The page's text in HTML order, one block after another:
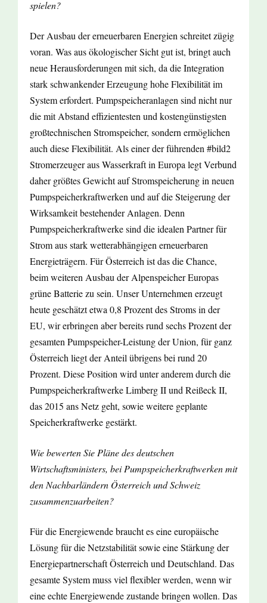
spielen?
Der Ausbau der erneuerbaren Energien schreitet zügig
voran. Was aus ökologischer Sicht gut ist, bringt auch
neue Herausforderungen mit sich, da die Integration
stark schwankender Erzeugung hohe Flexibilität im
System erfordert. Pumpspeicheranlagen sind nicht nur
die mit Abstand effizientesten und kostengünstigsten
großtechnischen Stromspeicher, sondern ermöglichen
auch diese Flexibilität. Als einer der führenden #bild2
Stromerzeuger aus Wasserkraft in Europa legt Verbund
daher größtes Gewicht auf Stromspeicherung in neuen
Pumpspeicherkraftwerken und auf die Steigerung der
Wirksamkeit bestehender Anlagen. Denn
Pumpspeicherkraftwerke sind die idealen Partner für
Strom aus stark wetterabhängigen erneuerbaren
Energieträgern. Für Österreich ist das die Chance,
beim weiteren Ausbau der Alpenspeicher Europas
grüne Batterie zu sein. Unser Unternehmen erzeugt
heute geschätzt etwa 0,8 Prozent des Stroms in der
EU, wir erbringen aber bereits rund sechs Prozent der
gesamten Pumpspeicher-Leistung der Union, für ganz
Österreich liegt der Anteil übrigens bei rund 20
Prozent. Diese Position wird unter anderem durch die
Pumpspeicherkraftwerke Limberg II und Reißeck II,
das 2015 ans Netz geht, sowie weitere geplante
Speicherkraftwerke gestärkt.
Wie bewerten Sie Pläne des deutschen
Wirtschaftsministers, bei Pumpspeicherkraftwerken mit
den Nachbarländern Österreich und Schweiz
zusammenzuarbeiten?
Für die Energiewende braucht es eine europäische
Lösung für die Netzstabilität sowie eine Stärkung der
Energiepartnerschaft Österreich und Deutschland. Das
gesamte System muss viel flexibler werden, wenn wir
eine echte Energiewende zustande bringen wollen. Das